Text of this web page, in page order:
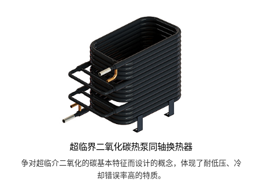
超临界二氧化碳热泵同轴换热器
争对超临介二氧化的碳基本特征而设计的概念，体现了耐低压、冷
却错误率高的特质。